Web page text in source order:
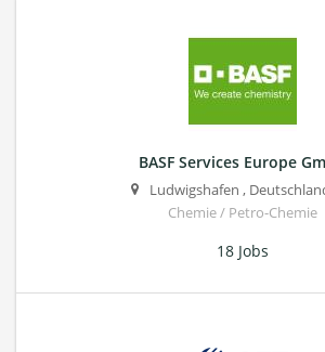
BASF Services Europe
Ludwigshafen ,
Chemie / Petro-Chemie
18 Jobs